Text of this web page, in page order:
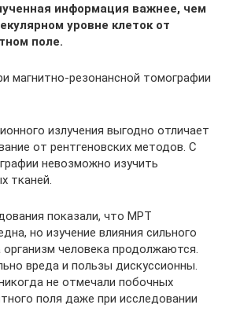
информация важнее, чем
уровне клеток от
поле.
магнитно-резонансной томографии
излучения выгодно отличает
от рентгеновских методов. С
невозможно изучить
тканей.
показали, что МРТ
но изучение влияния сильного
организм человека продолжаются.
вреда и пользы дискуссионны.
не отмечали побочных
поля даже при исследовании